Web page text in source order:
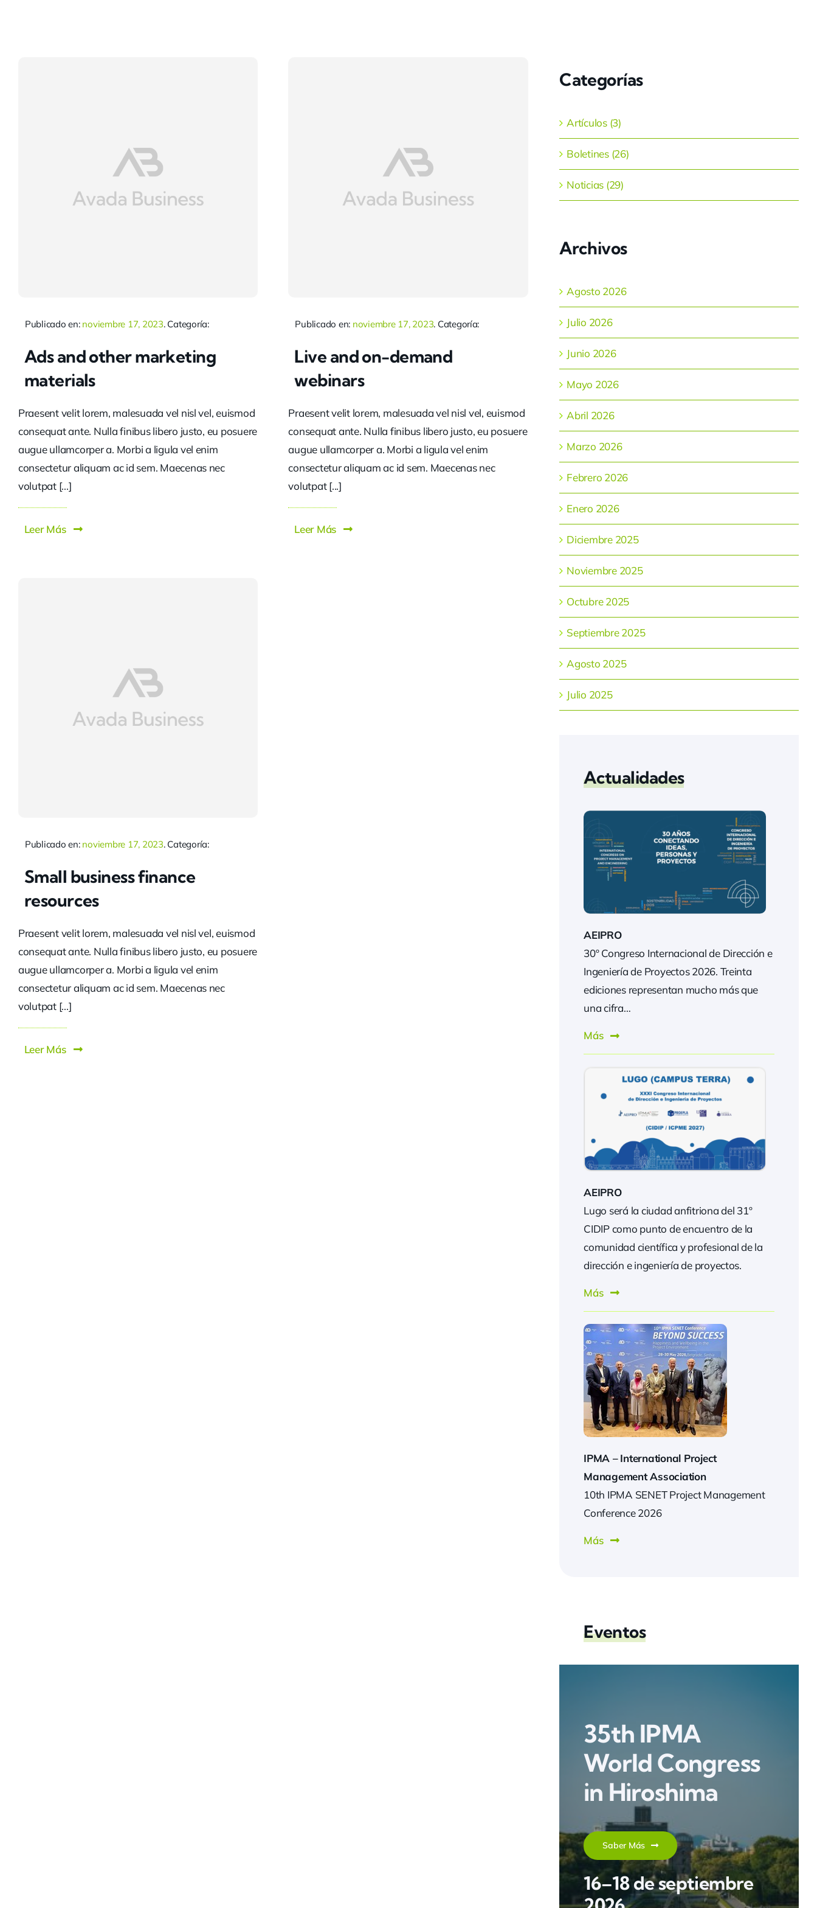
Publicado en: noviembre 17, 2023. Categoría:
Ads and other marketing
materials
Praesent velit lorem, malesuada vel nisl vel, euismod
consequat ante. Nulla finibus libero justo, eu posuere
augue ullamcorper a. Morbi a ligula vel enim
consectetur aliquam ac id sem. Maecenas nec
volutpat [...]
Leer Más
Publicado en: noviembre 17, 2023. Categoría:
Live and on-demand
webinars
Praesent velit lorem, malesuada vel nisl vel, euismod
consequat ante. Nulla finibus libero justo, eu posuere
augue ullamcorper a. Morbi a ligula vel enim
consectetur aliquam ac id sem. Maecenas nec
volutpat [...]
Leer Más
Publicado en: noviembre 17, 2023. Categoría:
Small business finance
resources
Praesent velit lorem, malesuada vel nisl vel, euismod
consequat ante. Nulla finibus libero justo, eu posuere
augue ullamcorper a. Morbi a ligula vel enim
consectetur aliquam ac id sem. Maecenas nec
volutpat [...]
Leer Más
Categorías
Artículos (3)
Boletines (26)
Noticias (29)
Archivos
Agosto 2026
Julio 2026
Junio 2026
Mayo 2026
Abril 2026
Marzo 2026
Febrero 2026
Enero 2026
Diciembre 2025
Noviembre 2025
Octubre 2025
Septiembre 2025
Agosto 2025
Julio 2025
Actualidades
AEIPRO
30º Congreso Internacional de Dirección e
Ingeniería de Proyectos 2026. Treinta
ediciones representan mucho más que
una cifra…
Más
AEIPRO
Lugo será la ciudad anfitriona del 31º
CIDIP como punto de encuentro de la
comunidad científica y profesional de la
dirección e ingeniería de proyectos.
Más
IPMA – International Project
Management Association
10th IPMA SENET Project Management
Conference 2026
Más
Eventos
35th IPMA
World Congress
in Hiroshima
Saber Más
16–18 de septiembre